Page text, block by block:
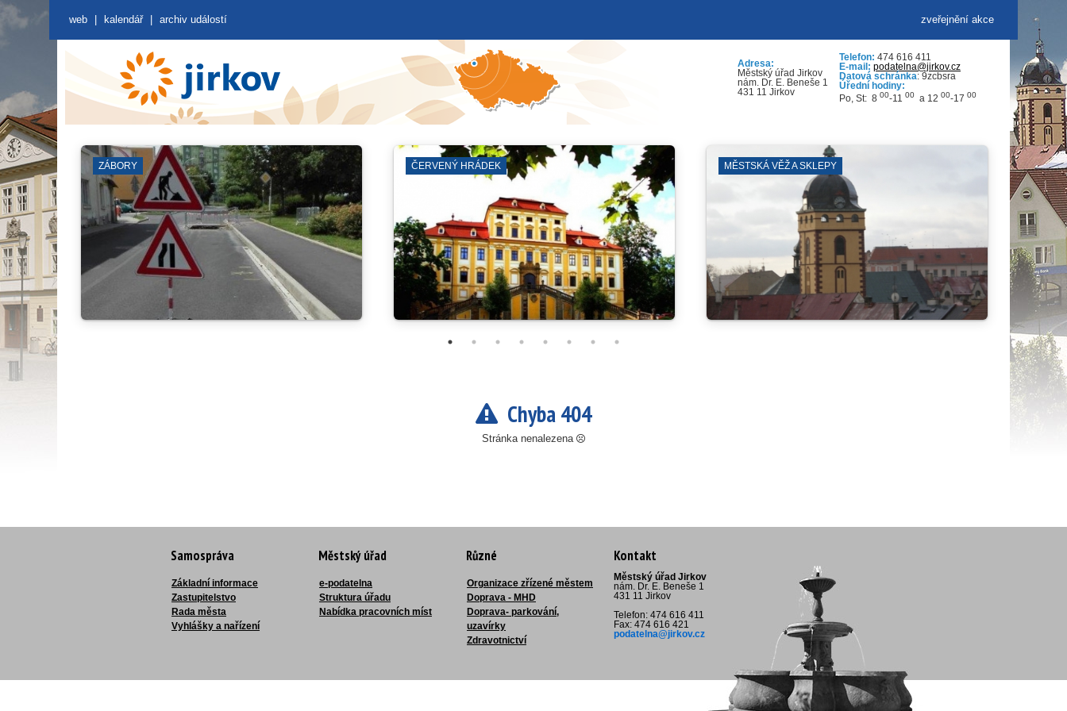
zveřejnění akce
web kalendář archiv událostí
Adresa:
Městský úřad Jirkov
nám. Dr. E. Beneše 1
431 11 Jirkov
Telefon: 474 616 411
E-mail: podatelna@jirkov.cz
Datová schránka: 9zcbsra
Úřední hodiny:
Po, St: 8 00-11 00 a 12 00-17 00
ČERVENÝ HRÁDEK MĚSTSKÁ VĚŽ A SKLEPY OTEVŘENÁ PROSTRANSTVÍ
Chyba 404
Stránka nenalezena
Samospráva
Základní informace
Zastupitelstvo
Rada města
Vyhlášky a nařízení
Městský úřad
e-podatelna
Struktura úřadu
Nabídka pracovních míst
Různé
Organizace zřízené městem
Doprava - MHD
Doprava- parkování,
uzavírky
Zdravotnictví
Kontakt
Městský úřad Jirkov
nám. Dr. E. Beneše 1
431 11 Jirkov
Telefon: 474 616 411
Fax: 474 616 421
podatelna@jirkov.cz